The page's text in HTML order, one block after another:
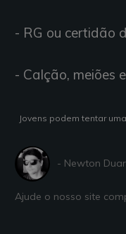
- RG ou certidão
- Calção, meiões
Jovens podem tentar
- Newton
Ajude o nosso site